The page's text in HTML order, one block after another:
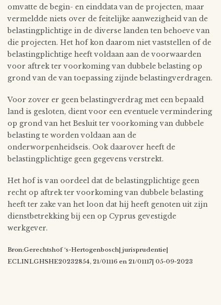
omvatte de begin- en einddata van de projecten, maar
vermeldde niets over de feitelijke aanwezigheid van de
belastingplichtige in de diverse landen ten behoeve van
die projecten. Het hof kon daarom niet vaststellen of de
belastingplichtige heeft voldaan aan de voorwaarden
voor aftrek ter voorkoming van dubbele belasting op
grond van de van toepassing zijnde belastingverdragen.
Voor zover er geen belastingverdrag met een bepaald
land is gesloten, dient voor een eventuele vermindering
op grond van het Besluit ter voorkoming van dubbele
belasting te worden voldaan aan de
onderworpenheidseis. Ook daarover heeft de
belastingplichtige geen gegevens verstrekt.
Het hof is van oordeel dat de belastingplichtige geen
recht op aftrek ter voorkoming van dubbele belasting
heeft ter zake van het loon dat hij heeft genoten uit zijn
dienstbetrekking bij een op Cyprus gevestigde
werkgever.
Bron:Gerechtshof ‘s-Hertogenbosch| jurisprudentie|
ECLINLGHSHE20232854, 21/01116 en 21/01117| 05-09-2023